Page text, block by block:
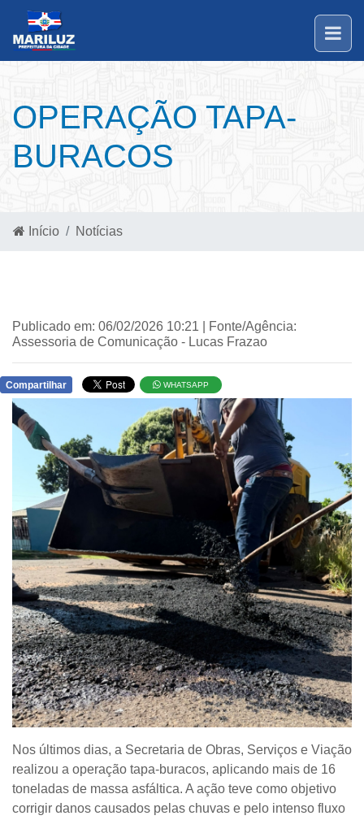
OPERAÇÃO TAPA-
BURACOS
Início Notícias
Publicado em: 06/02/2026 10:21 | Fonte/Agência:
Assessoria de Comunicação - Lucas Frazao
Compartilhar WHATSAPP
Nos últimos dias, a Secretaria de Obras, Serviços e Viação
realizou a operação tapa-buracos, aplicando mais de 16
toneladas de massa asfáltica. A ação teve como objetivo
corrigir danos causados pelas chuvas e pelo intenso fluxo